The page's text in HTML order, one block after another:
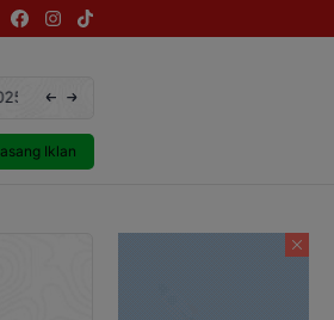
Terekam CCTV, Pelaku Curanmor di Jalan
Iklan